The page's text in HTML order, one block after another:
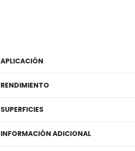
APLICACIÓN
RENDIMIENTO
SUPERFICIES
INFORMACIÓN ADICIONAL